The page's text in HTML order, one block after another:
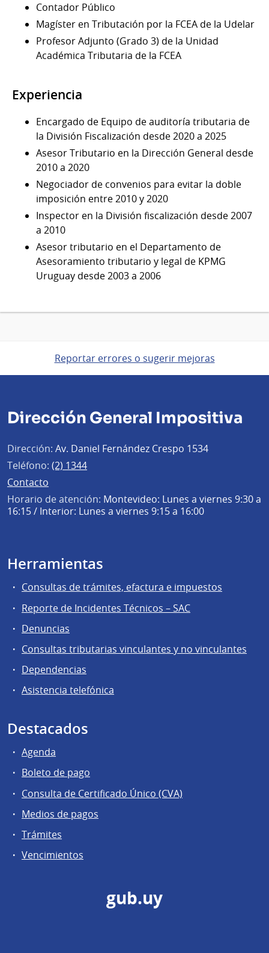
Contador Público
Magíster en Tributación por la FCEA de la Udelar
Profesor Adjunto (Grado 3) de la Unidad
Académica Tributaria de la FCEA
Experiencia
Encargado de Equipo de auditoría tributaria de
la División Fiscalización desde 2020 a 2025
Asesor Tributario en la Dirección General desde
2010 a 2020
Negociador de convenios para evitar la doble
imposición entre 2010 y 2020
Inspector en la División fiscalización desde 2007
a 2010
Asesor tributario en el Departamento de
Asesoramiento tributario y legal de KPMG
Uruguay desde 2003 a 2006
Reportar errores o sugerir mejoras
Dirección General Impositiva
Dirección: Av. Daniel Fernández Crespo 1534
Teléfono: (2) 1344
Contacto
Horario de atención: Montevideo: Lunes a viernes 9:30 a
16:15 / Interior: Lunes a viernes 9:15 a 16:00
Herramientas
Consultas de trámites, efactura e impuestos
Reporte de Incidentes Técnicos – SAC
Denuncias
Consultas tributarias vinculantes y no vinculantes
Dependencias
Asistencia telefónica
Destacados
Agenda
Boleto de pago
Consulta de Certificado Único (CVA)
Medios de pagos
Trámites
Vencimientos
gub.uy